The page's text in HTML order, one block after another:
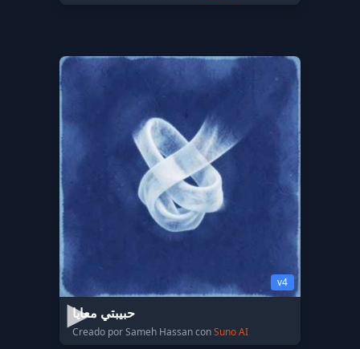
v4
حبيبتي معايا
Creado por Sameh Hassan conSuno AI